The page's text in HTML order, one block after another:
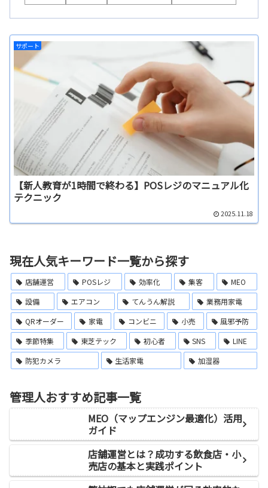
サポート
【新人教育が1時間で終わる】POSレジのマニュアル化
テクニック
2025.11.18
現在人気キーワード一覧から探す
店舗運営 POSレジ 効率化 集客
MEO
設備
エアコン てんうん解説
業務用家電
QRオーダー
家電 コンビニ 小売
風邪予防
季節特集
東芝テック 初心者 SNS
LINE
防犯カメラ
生活家電 加湿器
管理人おすすめ記事一覧
MEO（マップエンジン最適化）活用
ガイド
店舗運営とは？成功する飲食店・小
売店の基本と実践ポイント